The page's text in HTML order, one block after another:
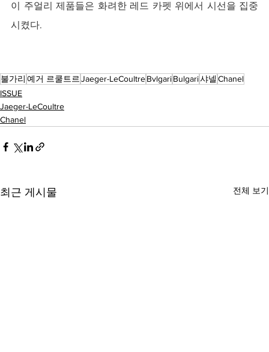
이 주얼리 제품들은 화려한 레드 카펫 위에서 시선을 집중
시켰다.
불가리 예거 르쿨트르Jaeger-LeCoultreBvlgariBulgari샤넬 Chanel
ISSUE
Jaeger-LeCoultre
Chanel
최근 게시물 전체 보기